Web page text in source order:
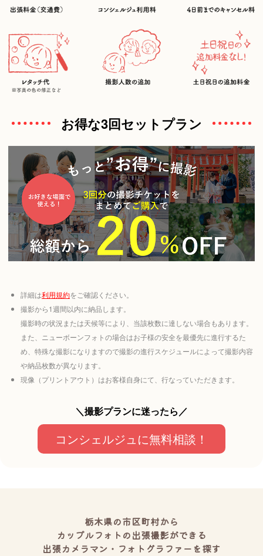
お得な3回セットプラン
詳細は利用規約をご確認ください。
撮影から1週間以内に納品します。
撮影時の状況または天候等により、当該枚数に達しない場合もあります。
また、ニューボーンフォトの場合はお子様の安全を最優先に進行するた
め、特殊な撮影になりますので撮影の進行スケジュールによって撮影内容
や納品枚数が異なります。
現像（プリントアウト）はお客様自身にて、行なっていただきます。
＼撮影プランに迷ったら／
コンシェルジュに無料相談！
栃木県の市区町村から
カップルフォトの出張撮影ができる
出張カメラマン・フォトグラファーを探す